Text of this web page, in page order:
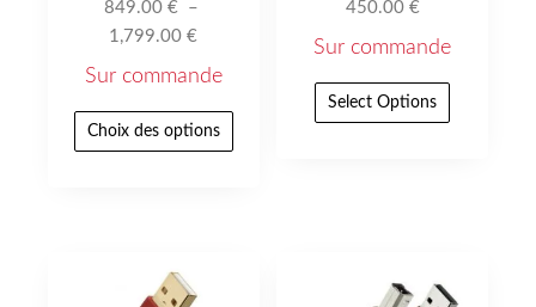
849.00 €
–
1,799.00€
Sur commande
Choix des options
450.00 €
Sur commande
Select Options